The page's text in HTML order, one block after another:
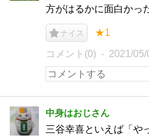
方がはるかに面白かっ
ナイス ★1
コメント(0) 2021/05/
中身はおじさん
三谷幸喜といえば「や